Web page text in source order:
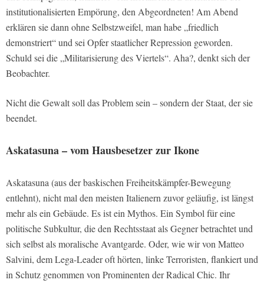
institutionalisierten Empörung, den Abgeordneten! Am Abend
erklären sie dann ohne Selbstzweifel, man habe „friedlich
demonstriert“ und sei Opfer staatlicher Repression geworden.
Schuld sei die „Militarisierung des Viertels“. Aha?, denkt sich der
Beobachter.
Nicht die Gewalt soll das Problem sein – sondern der Staat, der sie
beendet.
Askatasuna – vom Hausbesetzer zur Ikone
Askatasuna (aus der baskischen Freiheitskämpfer-Bewegung
entlehnt), nicht mal den meisten Italienern zuvor geläufig, ist längst
mehr als ein Gebäude. Es ist ein Mythos. Ein Symbol für eine
politische Subkultur, die den Rechtsstaat als Gegner betrachtet und
sich selbst als moralische Avantgarde. Oder, wie wir von Matteo
Salvini, dem Lega-Leader oft hörten, linke Terroristen, flankiert und
in Schutz genommen von Prominenten der Radical Chic. Ihr